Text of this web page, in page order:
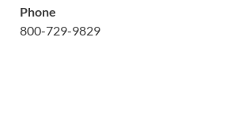
Phone
800-729-9829